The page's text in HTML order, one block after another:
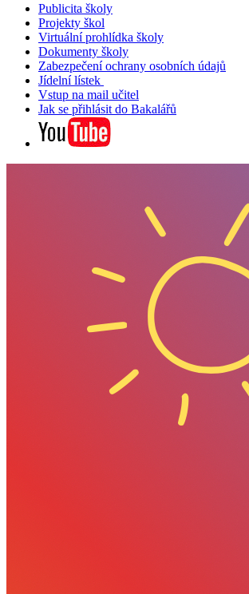
Publicita školy
Projekty škol
Virtuální prohlídka školy
Dokumenty školy
Zabezpečení ochrany osobních údajů
Jídelní lístek
Vstup na mail učitel
Jak se přihlásit do Bakalářů